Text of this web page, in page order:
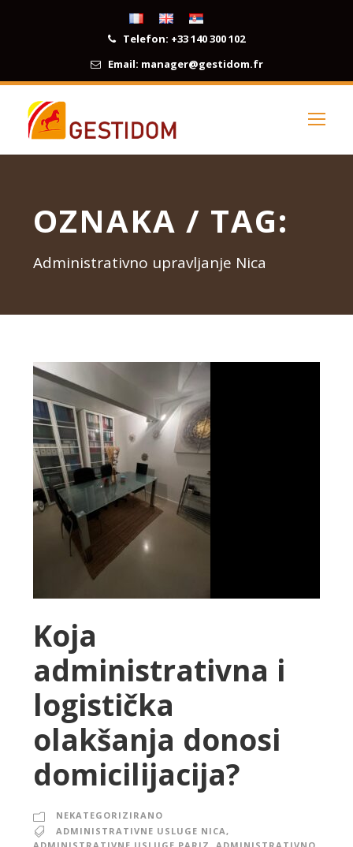
Telefon: +33 140 300 102
Email: manager@gestidom.fr
OZNAKA / TAG:
Administrativno upravljanje Nica
Koja
administrativna i
logistička
olakšanja donosi
domicilijacija?
NEKATEGORIZIRANO
ADMINISTRATIVNE USLUGE NICA ,